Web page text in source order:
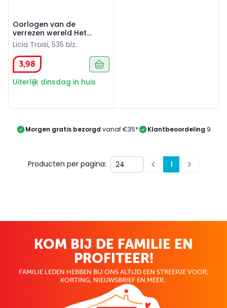
Oorlogen van de
verrezen wereld Het
Nieuwe Rijk
Licia Troisi, 535 blz.
3,98
Uiterlijk dinsdag in huis
Morgen gratis bezorgd vanaf €35* Klantbeoordeling 9/10
Producten per pagina: Prev 1 Next
KOM BIJ DE FAMILIE EN
PROFITEER!
FAMILIE LEDEN HEBBEN BIJ ONS ALTIJD EEN STREEPJE VOOR;
KORTING, NIEUWSBRIEF EN MEER..